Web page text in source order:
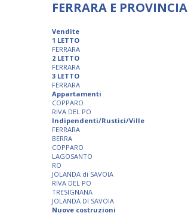
FERRARA E PROVINCIA
Vendite
1 LETTO
FERRARA
2 LETTO
FERRARA
3 LETTO
FERRARA
Appartamenti
COPPARO
RIVA DEL PO
Indipendenti/Rustici/Ville
FERRARA
BERRA
COPPARO
LAGOSANTO
RO
JOLANDA di SAVOIA
RIVA DEL PO
TRESIGNANA
JOLANDA DI SAVOIA
Nuove costruzioni